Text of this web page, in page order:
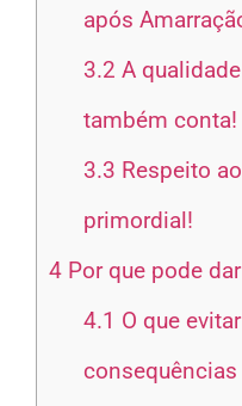
após
3.2 A
também conta!
3.3 Respeito
primordial!
4 Por que pode
4.1 O que